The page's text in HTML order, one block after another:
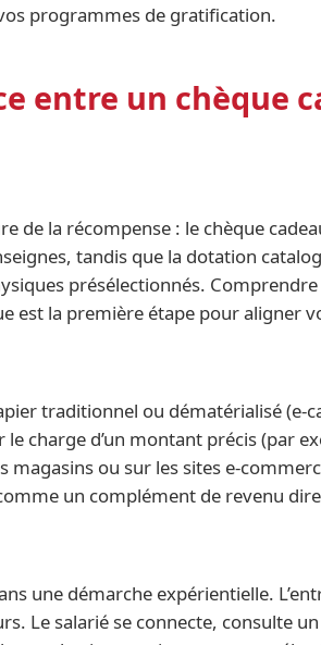
programmes de gratification.
entre un chèque
de la récompense : le chèque
tandis que la dotation
présélectionnés.
est la première étape pour aligner
traditionnel ou dématérialisé
le charge d’un montant précis (par
ou sur les sites e-
un complément de revenu
une démarche expérientielle.
Le salarié se connecte, consulte